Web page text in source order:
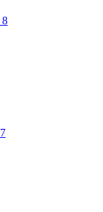
8
7